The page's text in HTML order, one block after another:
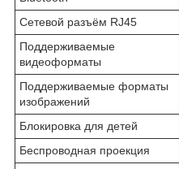
Сетевой разъём RJ45
Поддерживаемые
видеоформаты
Поддерживаемые форматы
изображений
Блокировка для детей
Беспроводная проекция